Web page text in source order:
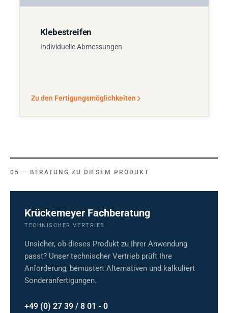
Klebestreifen
Individuelle Abmessungen
Zu den Fertigungsmöglichkeiten
BERATUNG ZU DIESEM PRODUKT
Krückemeyer Fachberatung
TECHNISCHER VERTRIEB
Unsicher, ob dieses Produkt zu Ihrer Anwendung
passt? Unser technischer Vertrieb prüft Ihre
Anforderung, bemustert Alternativen und kalkuliert
Sonderanfertigungen.
+49 (0) 27 39 / 8 01 - 0